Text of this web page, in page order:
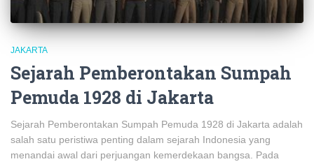
JAKARTA
Sejarah Pemberontakan Sumpah
Pemuda 1928 di Jakarta
Sejarah Pemberontakan Sumpah Pemuda 1928 di Jakarta adalah
salah satu peristiwa penting dalam sejarah Indonesia yang
menandai awal dari perjuangan kemerdekaan bangsa. Pada